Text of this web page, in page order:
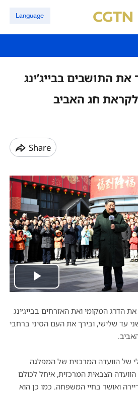
Language
את התושבים בבייג’ינג
חג האביב
Share
Play
את הדרג המקומי ואת האזרחים בבייג׳ינג
עד שלישי, ובירך את העם הסיני ברחבי
של הוועדה המרכזית של המפלגה
הוועדה הצבאית המרכזית, איחל לכולם
ואושר בחיי המשפחה. כמו כן הוא